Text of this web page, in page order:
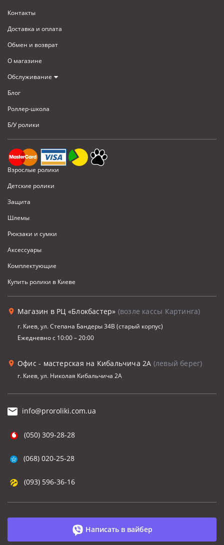
Контакты
Доставка и оплата
Обмен и возврат
О магазине
Обслуживание
Блог
Роллер-школа
Б/У ролики
Взрослые ролики
Детские ролики
Защита
Шлемы
Рюкзаки и сумки
Аксессуары
Комплектующие
Купить ролики в Киеве
Магазин в РЦ «Блокбастер» (возле кассы Картинга)
г. Киев, ул. Степана Бандеры 34В (старый корпус)
Ежедневно с 10:00 – 20:00
Офис - мастерская на Кибальчича 2А (левый берег)
г. Киев, ул. Николая Кибальчича 2А
info@proroliki.com.ua
(050) 309-28-28
(068) 020-25-28
(093) 596-36-16
Написать в вайбер